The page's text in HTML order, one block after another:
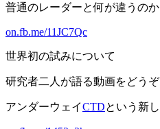
普通のレーダーと何が違うの
on.fb.me/11JC7Qc
世界初の試みについて
研究者二人が語る動画をどうぞ
アンダーウェイCTDという新